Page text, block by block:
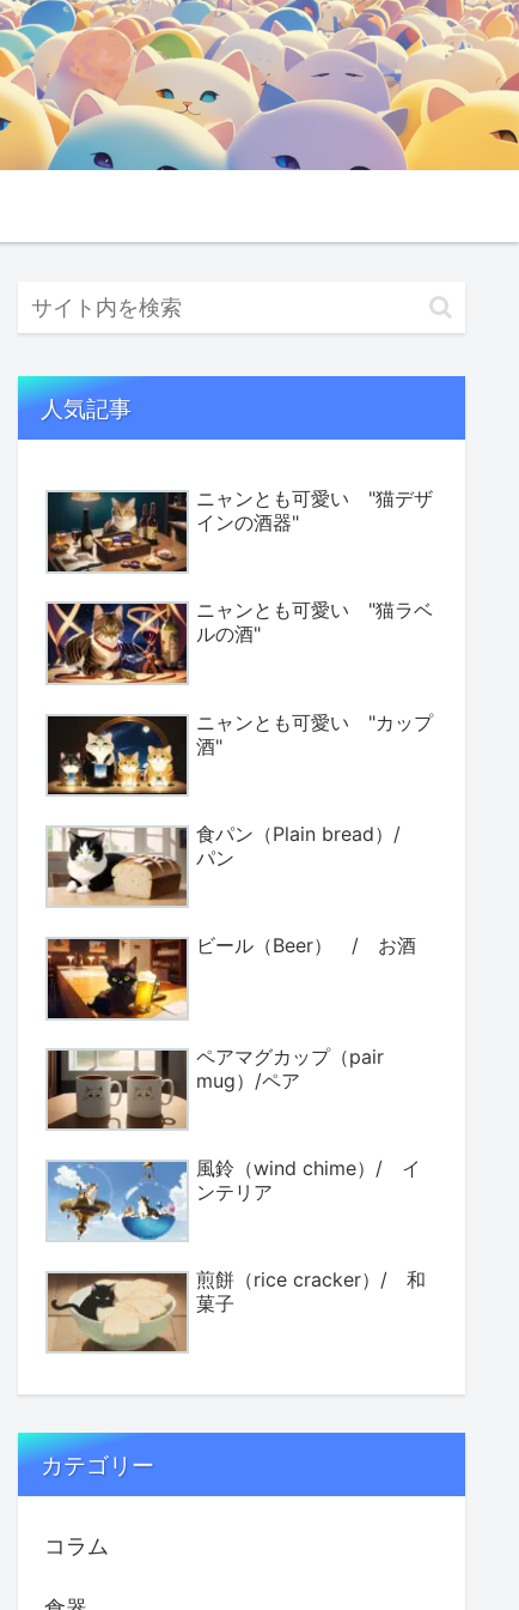
人気記事
ニャンとも可愛い "猫デザ
インの酒器"
ニャンとも可愛い "猫ラベ
ルの酒"
ニャンとも可愛い "カップ
酒"
食パン（Plain bread）/
パン
ビール（Beer） / お酒
ペアマグカップ（pair
mug）/ペア
風鈴（wind chime）/ イ
ンテリア
煎餅（rice cracker）/ 和
菓子
カテゴリー
コラム